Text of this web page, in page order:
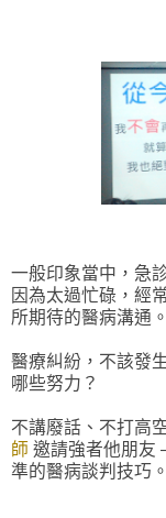
一般印象當中，急
因為太過忙碌，經
所期待的醫病溝通。
醫療糾紛，不該發
哪些努力？
不講廢話、不打高
師 邀請強者他朋友
準的醫病談判技巧